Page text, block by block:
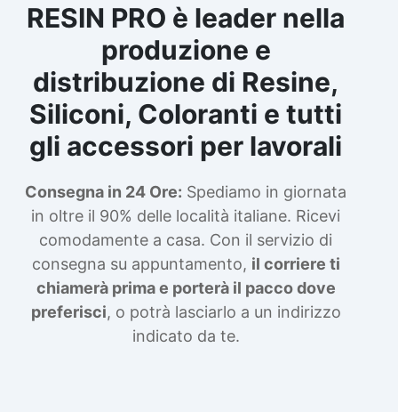
RESIN PRO è leader nella
produzione e
distribuzione di Resine,
Siliconi, Coloranti e tutti
gli accessori per lavorali
Consegna in 24 Ore: Spediamo in giornata
in oltre il 90% delle località italiane. Ricevi
comodamente a casa. Con il servizio di
consegna su appuntamento, il corriere ti
chiamerà prima e porterà il pacco dove
preferisci, o potrà lasciarlo a un indirizzo
indicato da te.